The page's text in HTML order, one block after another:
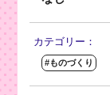
カテゴリー：
#ものづくり